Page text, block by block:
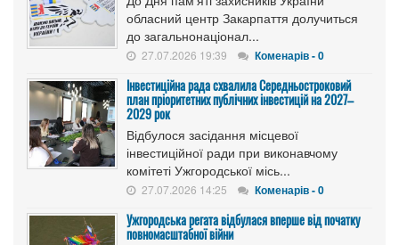
обласний центр Закарпаття долучиться
до загальнонаціонал...
27.07.2026 19:39 Коменарів - 0
Інвестиційна рада схвалила Середньостроковий
план пріоритетних публічних інвестицій на 2027–
2029 рок
Відбулося засідання місцевої
інвестиційної ради при виконавчому
комітеті Ужгородської місь...
27.07.2026 14:25 Коменарів - 0
Ужгородська регата відбулася вперше від початку
повномасштабної війни